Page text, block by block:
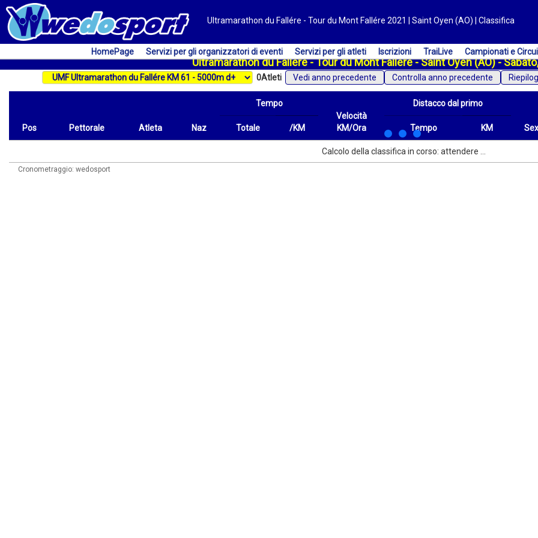
Ultramarathon du Fallére - Tour du Mont Fallére 2021 | Saint Oyen (AO) | Classifica
HomePage Servizi per gli organizzatori di eventi Servizi per gli atleti Iscrizioni TraiLive Campionati e
Ultramarathon du Fallére - Tour du Mont Fallére - Saint Oyen (AO) -
0Atleti Vedi anno precedente
Pos Pettorale Atleta Naz
Tempo
Velocità
KM/Ora
Distacco dal primo
Sex
Totale /KM Tempo
KM
Velocità
Distacco dal primo
Tempo
Calcolo della classifica in corso: attendere ...
Cronometraggio: wedosport